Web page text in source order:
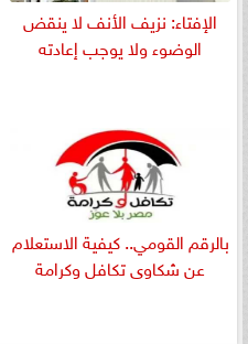
الإفتاء: نزيف الأنف لا ينقض
الوضوء ولا يوجب إعادته
بالرقم القومي.. كيفية الاستعلام
عن شكاوى تكافل وكرامة